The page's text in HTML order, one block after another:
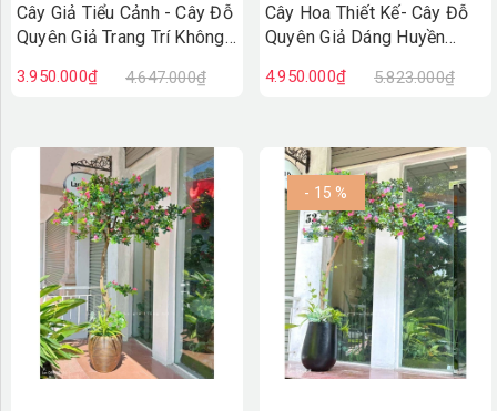
Cây Giả Tiểu Cảnh - Cây Đỗ
Quyên Giả Trang Trí Không
3.950.000₫ 4.647.000₫
Cây Hoa Thiết Kế- Cây Đỗ
Quyên Giả Dáng Huyền
(180cm)- CC1337
4.950.000₫ 5.823.000₫
- 15 %